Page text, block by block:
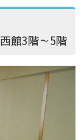
西館3階～5階